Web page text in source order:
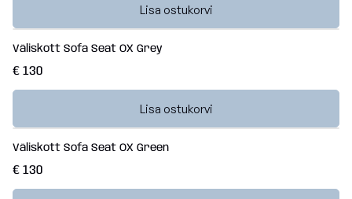
Lisa ostukorvi
Väliskott Sofa Seat OX Grey
€ 130
Lisa ostukorvi
Väliskott Sofa Seat OX Green
€ 130